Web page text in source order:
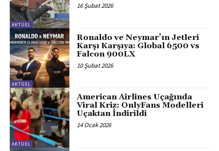
AKTÜEL
16 Şubat 2026
AKTÜEL
Ronaldo ve Neymar’ın Jetleri
Karşı Karşıya: Global 6500 vs
Falcon 900LX
10 Şubat 2026
AKTÜEL
American Airlines Uçağında
Viral Kriz: OnlyFans Modelleri
Uçaktan İndirildi
14 Ocak 2026